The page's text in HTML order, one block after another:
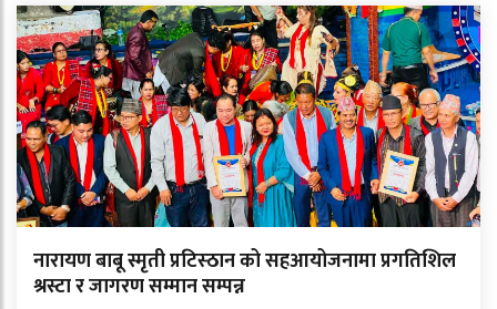
नारायण बाबू स्मृती प्रटिस्ठान को सहआयोजनामा प्रगतिशिल
श्रस्टा र जागरण सम्मान सम्पन्न